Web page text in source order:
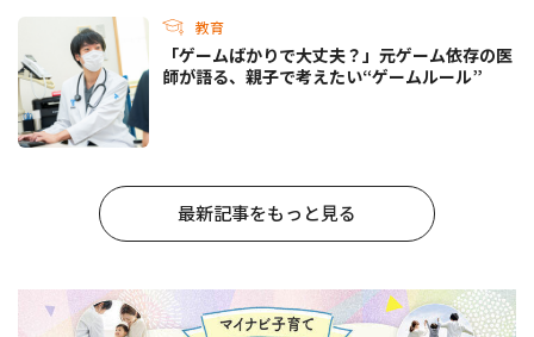
教育
「ゲームばかりで大丈夫？」元ゲーム依存の医
師が語る、親子で考えたい“ゲームルール”
最新記事をもっと見る